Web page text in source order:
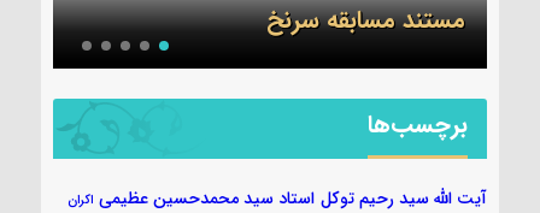
جلسه قرآن ۷ آبان
برچسب‌ها
آیت الله سید رحیم توکل استاد سید محمدحسین عظیمی اکران